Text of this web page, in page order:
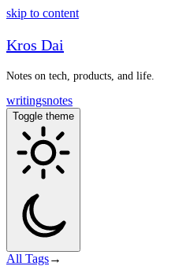
skip to content
Kros Dai
Notes on tech, products, and life.
writingsnotes
Toggle theme
All Tags→